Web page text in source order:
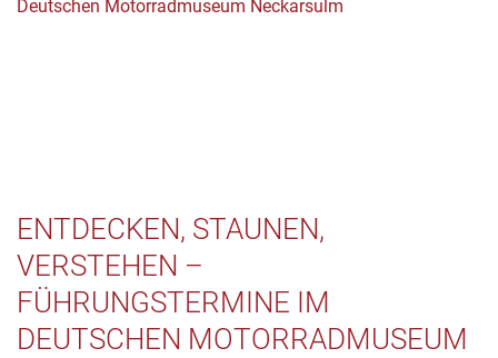
ENTDECKEN, STAUNEN,
VERSTEHEN –
FÜHRUNGSTERMINE IM
DEUTSCHEN MOTORRADMUSEUM